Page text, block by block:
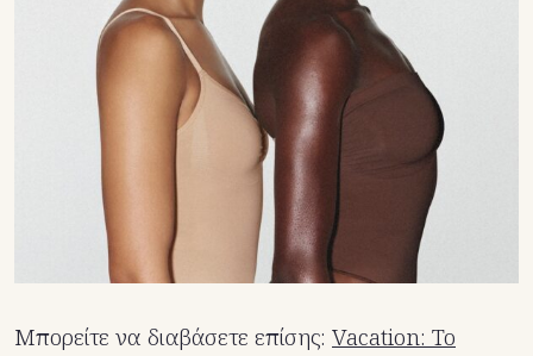
Μπορείτε να διαβάσετε επίσης: Vacation: Το